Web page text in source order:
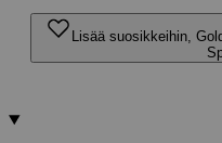
Lisää suosikkeihin,